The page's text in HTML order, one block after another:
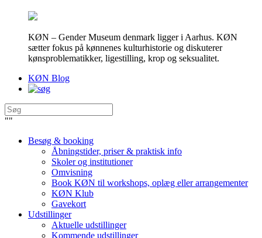
KØN – Gender Museum denmark ligger i Aarhus. KØN
sætter fokus på kønnenes kulturhistorie og diskuterer
kønsproblematikker, ligestilling, krop og seksualitet.
KØN Blog
""
Besøg & booking
Åbningstider, priser & praktisk info
Skoler og institutioner
Omvisning
Book KØN til workshops, oplæg eller arrangementer
KØN Klub
Gavekort
Udstillinger
Aktuelle udstillinger
Kommende udstillinger